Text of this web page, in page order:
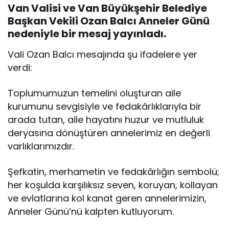
Van Valisi ve Van Büyükşehir Belediye
Başkan Vekili Ozan Balcı Anneler Günü
nedeniyle bir mesaj yayınladı.
Vali Ozan Balcı mesajında şu ifadelere yer
verdi:
Toplumumuzun temelini oluşturan aile
kurumunu sevgisiyle ve fedakârlıklarıyla bir
arada tutan, aile hayatını huzur ve mutluluk
deryasına dönüştüren annelerimiz en değerli
varlıklarımızdır.
Şefkatin, merhametin ve fedakârlığın sembolü;
her koşulda karşılıksız seven, koruyan, kollayan
ve evlatlarına kol kanat geren annelerimizin,
Anneler Günü’nü kalpten kutluyorum.